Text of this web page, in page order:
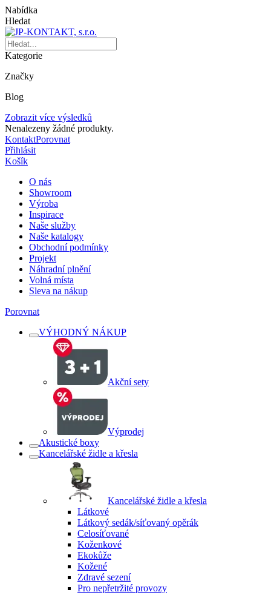
Nabídka
Hledat
Kategorie
Značky
Blog
Zobrazit více výsledků
Nenalezeny žádné produkty.
KontaktPorovnat
Přihlásit
Košík
O nás
Showroom
Výroba
Inspirace
Naše služby
Naše katalogy
Obchodní podmínky
Projekt
Náhradní plnění
Volná místa
Sleva na nákup
Porovnat
VÝHODNÝ NÁKUP
Akční sety
Výprodej
Akustické boxy
Kancelářské židle a křesla
Kancelářské židle a křesla
Látkové
Látkový sedák/síťovaný opěrák
Celosíťované
Koženkové
Ekokůže
Kožené
Zdravé sezení
Pro nepřetržité provozy